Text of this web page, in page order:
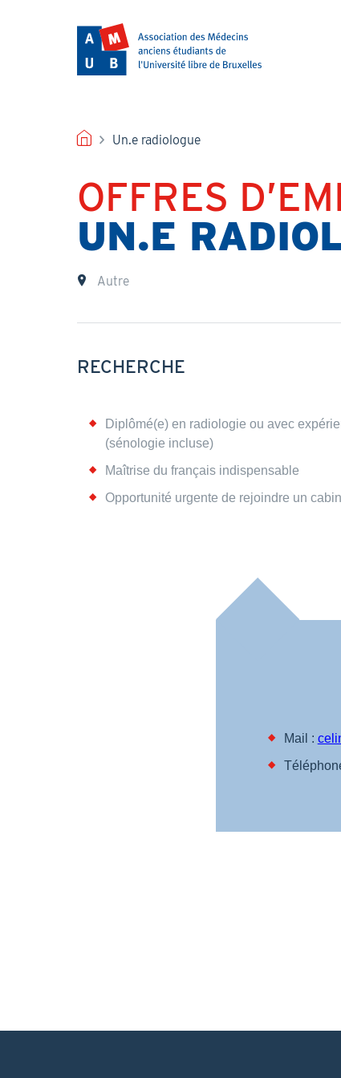
FIL
D'ARIANE
Un.e radiologue
Titre
OFFRES
UN.E
Lieu
Autre
Annonce
RECHERCHE
Diplômé(e) en radiologie ou avec
(sénologie incluse)
Maîtrise du français indispensable
Opportunité urgente de rejoindre un
Mail :